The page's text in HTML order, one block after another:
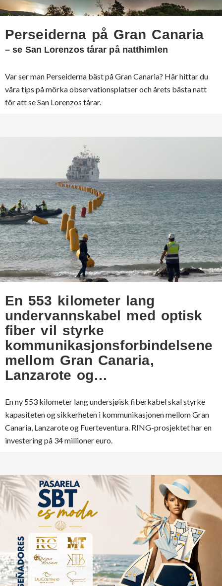
Perseiderna på Gran Canaria
– se San Lorenzos tårar på natthimlen
Var ser man Perseiderna bäst på Gran Canaria? Här hittar du
våra tips på mörka observationsplatser och årets bästa natt
för att se San Lorenzos tårar.
En 553 kilometer lang
undervannskabel med optisk
fiber vil styrke
kommunikasjonsforbindelsene
mellom Gran Canaria,
Lanzarote og…
En ny 553 kilometer lang undersjøisk fiberkabel skal styrke
kapasiteten og sikkerheten i kommunikasjonen mellom Gran
Canaria, Lanzarote og Fuerteventura. RING-prosjektet har en
investering på 34 millioner euro.